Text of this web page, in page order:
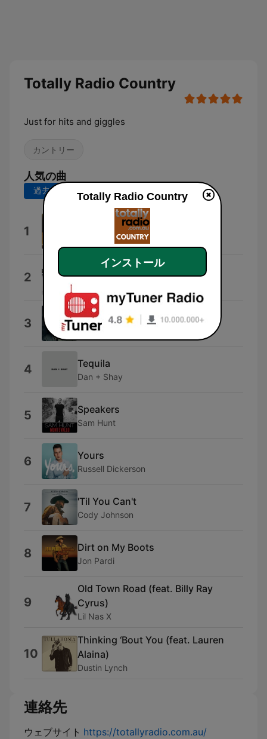
Totally Radio Country
Just for hits and giggles
カントリー
人気の曲
過去7日間 過去30日間
1 Tucker Wetmore
2
3 Better Me For You
Max McNown
4 Tequila
Dan + Shay
5 Speakers
Sam Hunt
6 Yours
Russell Dickerson
7 'Til You Can't
Cody Johnson
8 Dirt on My Boots
Jon Pardi
9
Old Town Road (feat. Billy Ray
Cyrus)
Lil Nas X
10
Thinking ‘Bout You (feat. Lauren
Alaina)
Dustin Lynch
連絡先
ウェブサイト https://totallyradio.com.au/
Totally Radio Country
インストール